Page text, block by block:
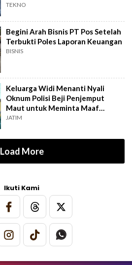
TEKNO
Begini Arah Bisnis PT Pos Setelah
Terbukti Poles Laporan Keuangan
BISNIS
Keluarga Widi Menanti Nyali
Oknum Polisi Beji Penjemput
Maut untuk Meminta Maaf
Langsung
JATIM
Load More
Ikuti Kami